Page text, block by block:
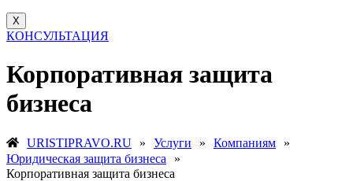
X
КОНСУЛЬТАЦИЯ
Корпоративная защита
бизнеса
URISTIPRAVO.RU » Услуги » Компаниям
»
Юридическая защита бизнеса
»
Корпоративная защита бизнеса